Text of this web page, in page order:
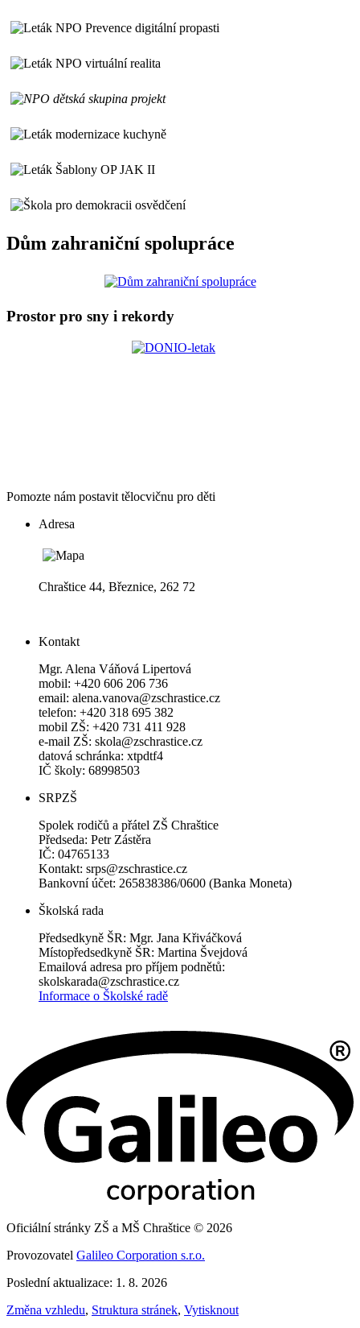
Dům zahraniční spolupráce
Prostor pro sny i rekordy
Pomozte nám postavit tělocvičnu pro děti
Adresa
Chraštice 44, Březnice, 262 72
Kontakt
Mgr. Alena Váňová Lipertová
mobil: +420 606 206 736
email: alena.vanova@zschrastice.cz
telefon: +420 318 695 382
mobil ZŠ: +420 731 411 928
e-mail ZŠ: skola@zschrastice.cz
datová schránka: xtpdtf4
IČ školy: 68998503
SRPZŠ
Spolek rodičů a přátel ZŠ Chraštice
Předseda: Petr Zástěra
IČ: 04765133
Kontakt: srps@zschrastice.cz
Bankovní účet: 265838386/0600 (Banka Moneta)
Školská rada
Předsedkyně ŠR: Mgr. Jana Křiváčková
Místopředsedkyně ŠR: Martina Švejdová
Emailová adresa pro příjem podnětů:
skolskarada@zschrastice.cz
Informace o Školské radě
Oficiální stránky ZŠ a MŠ Chraštice © 2026
Provozovatel Galileo Corporation s.r.o.
Poslední aktualizace: 1. 8. 2026
Změna vzhledu, Struktura stránek, Vytisknout